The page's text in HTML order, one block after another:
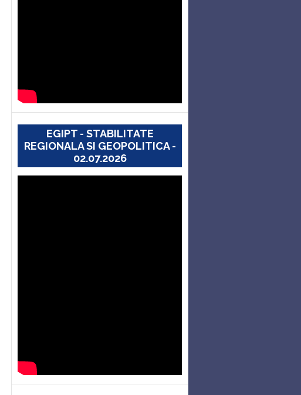
EGIPT - STABILITATE
REGIONALA SI GEOPOLITICA -
02.07.2026